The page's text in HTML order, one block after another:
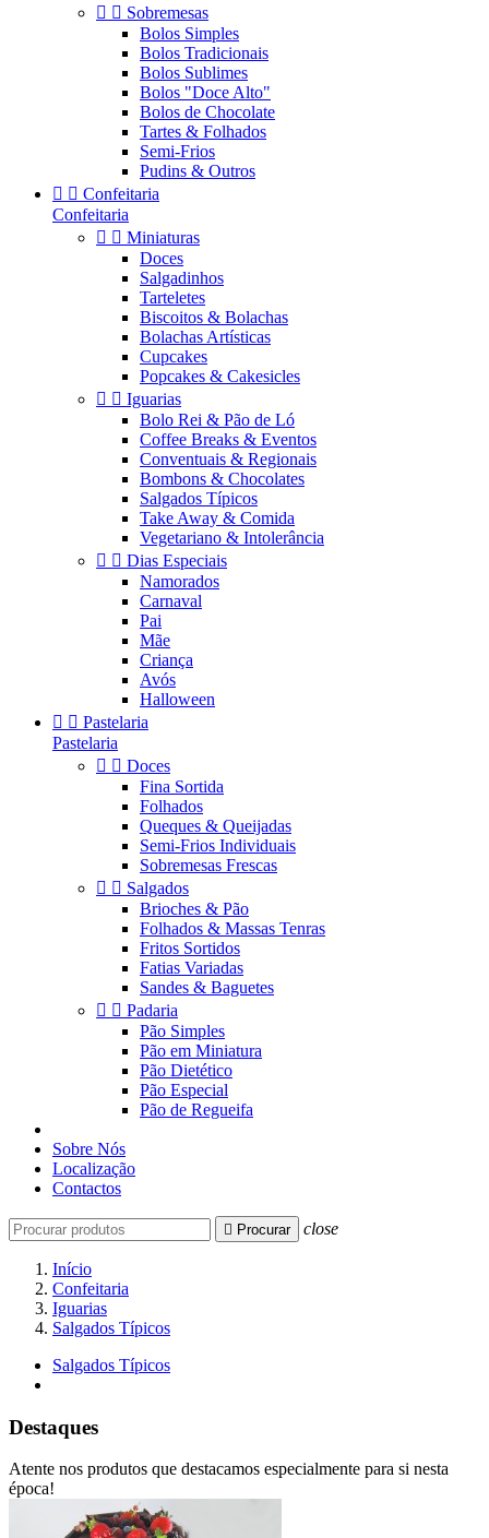
  Sobremesas
Bolos Simples
Bolos Tradicionais
Bolos Sublimes
Bolos "Doce Alto"
Bolos de Chocolate
Tartes & Folhados
Semi-Frios
Pudins & Outros
  Confeitaria
Confeitaria
  Miniaturas
Doces
Salgadinhos
Tarteletes
Biscoitos & Bolachas
Bolachas Artísticas
Cupcakes
Popcakes & Cakesicles
  Iguarias
Bolo Rei & Pão de Ló
Coffee Breaks & Eventos
Conventuais & Regionais
Bombons & Chocolates
Salgados Típicos
Take Away & Comida
Vegetariano & Intolerância
  Dias Especiais
Namorados
Carnaval
Pai
Mãe
Criança
Avós
Halloween
  Pastelaria
Pastelaria
  Doces
Fina Sortida
Folhados
Queques & Queijadas
Semi-Frios Individuais
Sobremesas Frescas
  Salgados
Brioches & Pão
Folhados & Massas Tenras
Fritos Sortidos
Fatias Variadas
Sandes & Baguetes
  Padaria
Pão Simples
Pão em Miniatura
Pão Dietético
Pão Especial
Pão de Regueifa
Sobre Nós
Localização
Contactos
 Procurar close
Início
Confeitaria
Iguarias
Salgados Típicos
Salgados Típicos
Destaques
Atente nos produtos que destacamos especialmente para si nesta
época!